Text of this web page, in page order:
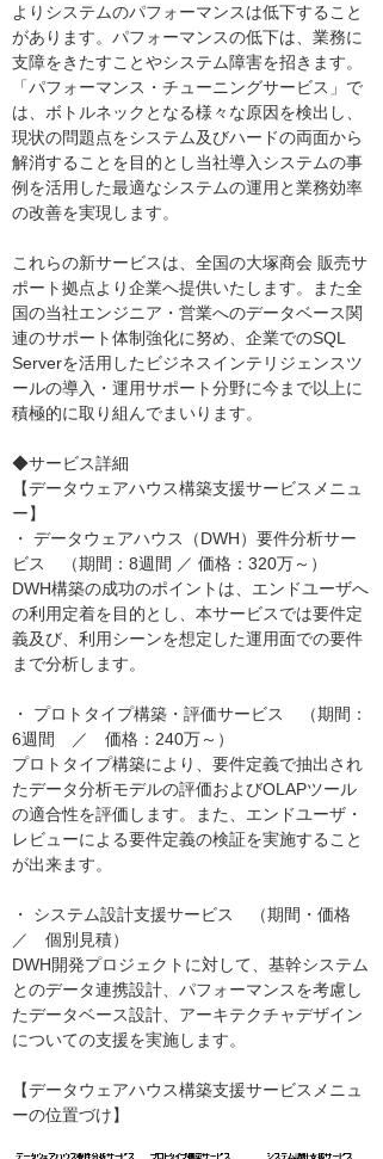
よりシステムのパフォーマンスは低下すること
があります。パフォーマンスの低下は、業務に
支障をきたすことやシステム障害を招きます。
「パフォーマンス・チューニングサービス」で
は、ボトルネックとなる様々な原因を検出し、
現状の問題点をシステム及びハードの両面から
解消することを目的とし当社導入システムの事
例を活用した最適なシステムの運用と業務効率
の改善を実現します。
これらの新サービスは、全国の大塚商会 販売サ
ポート拠点より企業へ提供いたします。また全
国の当社エンジニア・営業へのデータベース関
連のサポート体制強化に努め、企業でのSQL
Serverを活用したビジネスインテリジェンスツ
ールの導入・運用サポート分野に今まで以上に
積極的に取り組んでまいります。
◆サービス詳細
【データウェアハウス構築支援サービスメニュ
ー】
・ データウェアハウス（DWH）要件分析サー
ビス （期間：8週間 ／ 価格：320万～）
DWH構築の成功のポイントは、エンドユーザへ
の利用定着を目的とし、本サービスでは要件定
義及び、利用シーンを想定した運用面での要件
まで分析します。
・ プロトタイプ構築・評価サービス （期間：
6週間 ／ 価格：240万～）
プロトタイプ構築により、要件定義で抽出され
たデータ分析モデルの評価およびOLAPツール
の適合性を評価します。また、エンドユーザ・
レビューによる要件定義の検証を実施すること
が出来ます。
・ システム設計支援サービス （期間・価格
／ 個別見積）
DWH開発プロジェクトに対して、基幹システム
とのデータ連携設計、パフォーマンスを考慮し
たデータベース設計、アーキテクチャデザイン
についての支援を実施します。
【データウェアハウス構築支援サービスメニュ
ーの位置づけ】